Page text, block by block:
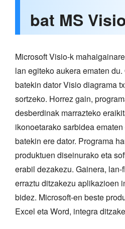
bat MS
Microsoft Visio-k
lan egiteko aukera ematen
batekin dator Visio diagrama
sortzeko. Horrez gain,
desberdinak marrazteko
ikonoetarako sarbidea
batekin ere dator. Programa
produktuen diseinurako eta
erabil dezakezu. Gainera,
erraztu ditzakezu aplikazioen
bidez. Microsoft-en beste
Excel eta Word, integra